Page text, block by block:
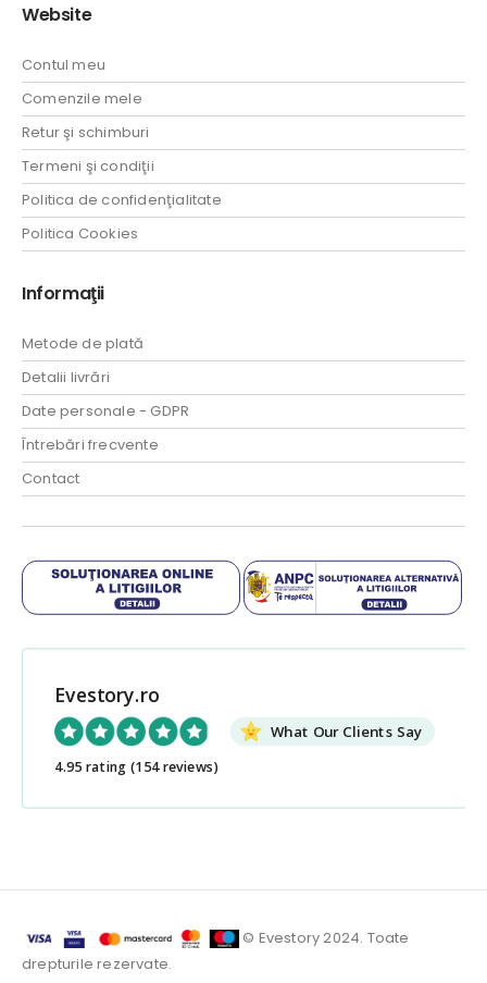
Website
Contul meu
Comenzile mele
Retur şi schimburi
Termeni şi condiţii
Politica de confidenţialitate
Politica Cookies
Informaţii
Metode de plată
Detalii livrări
Date personale - GDPR
Întrebări frecvente
Contact
Evestory.ro
What Our Clients Say
4.95 rating (154 reviews)
© Evestory 2024. Toate
drepturile rezervate.